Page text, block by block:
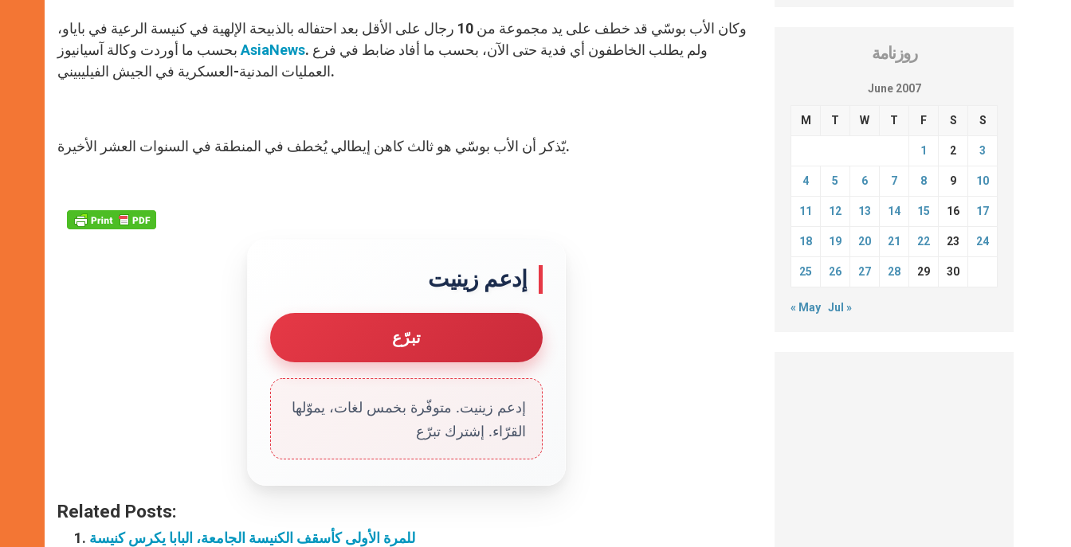
وكان الأب بوسّي قد خطف على يد مجموعة من 10 رجال على الأقل بعد احتفاله بالذبيحة الإلهية في كنيسة الرعية في باياو،
AsiaNews. ولم يطلب الخاطفون أي فدية حتى الآن، بحسب ما أفاد ضابط في فرع
العمليات المدنية-العسكرية في الجيش الفيليبيني.
يّذكر أن الأب بوسّي هو ثالث كاهن إيطالي يُخطف في المنطقة في السنوات العشر الأخيرة.
إدعم زينيت
تبرّع
إدعم زينيت. متوفّرة بخمس لغات، يموّلها
القرّاء. إشترك تبرّع
Related Posts:
للمرة الأولى كأسقف الكنيسة الجامعة، البابا يكرس كنيسة
روزنامة
June 2007
M T W T F S S
1 2 3
4 5 6 7 8 9 10
11 12 13 14 15 16 17
18 19 20 21 22 23 24
25 26 27 28 29 30
« May Jul »